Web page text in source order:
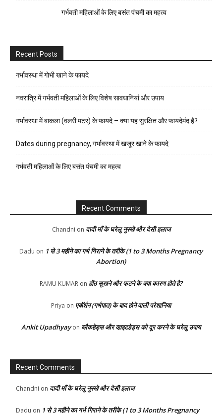
गर्भवती महिलाओं के लिए बसंत पंचमी का महत्व
Recent Posts
गर्भावस्था में गोभी खाने के फायदे
नवरात्रि में गर्भवती महिलाओं के लिए विशेष सावधानियां और उपाय
गर्भावस्था में बाकला (वलरी मटर) के फायदे – क्या यह सुरक्षित और फायदेमंद है?
Dates during pregnancy, गर्भावस्था में खजूर खाने के फायदे
गर्भवती महिलाओं के लिए बसंत पंचमी का महत्व
Recent Comments
Chandni on दादी माँ के घरेलु नुस्खे और देसी इलाज
Dadu on 1 से 3 महीने का गर्भ गिराने के तरीके (1 to 3 Months Pregnancy
Abortion)
RAMU KUMAR on होंठ सूखने और फटने के क्या कारण होते है?
Priya on एबॉर्शन (गर्भपात) के बाद होने वाली परेशानिया
Ankit Upadhyayon ब्लैकहेड्स और व्हाइटहेड्स को दूर करने के घरेलु उपाय
Recent Comments
Chandni on दादी माँ के घरेलु नुस्खे और देसी इलाज
Dadu on 1 से 3 महीने का गर्भ गिराने के तरीके (1 to 3 Months Pregnancy